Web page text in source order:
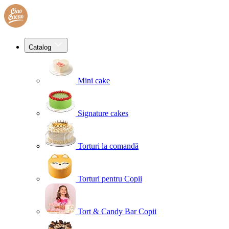
Catalog
Mini cake
Signature cakes
Torturi la comandă
Torturi pentru Copii
Tort & Candy Bar Copii